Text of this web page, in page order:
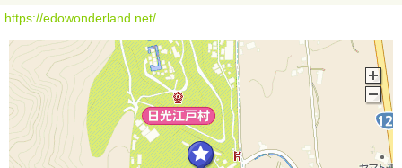
https://edowonderland.net/